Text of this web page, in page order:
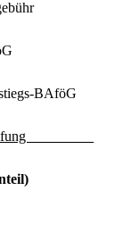
BAföG
BAföG
Prüfung